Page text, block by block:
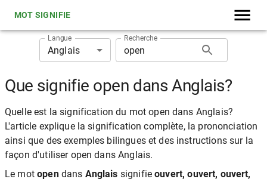
MOT SIGNIFIE
Langue
Anglais
Recherche
Que signifie open dans Anglais?
Quelle est la signification du mot open dans Anglais?
L'article explique la signification complète, la prononciation
ainsi que des exemples bilingues et des instructions sur la
façon d'utiliser open dans Anglais.
Le motopendans Anglais signifieouvert, ouvert, ouvert,